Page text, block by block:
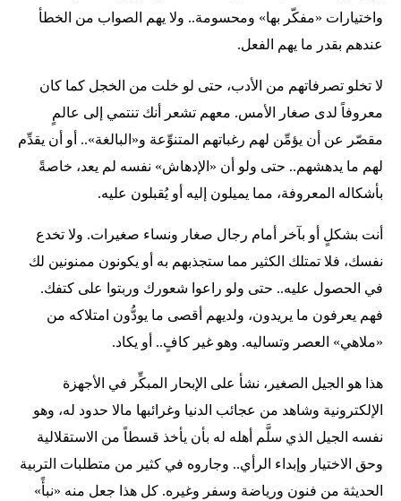
واختيارات «مفكّر بها» ومحسومة.. ولا يهم الصواب من الخطأ
عندهم بقدر ما يهم الفعل.
لا تخلو تصرفاتهم من الأدب، حتى لو خلت من الخجل كما كان
معروفاً لدى صغار الأمس. معهم تشعر أنك تنتمي إلى عالمٍ
مقصّر عن أن يؤمِّن لهم رغباتهم المتنوِّعة و«البالغة».. أو أن يقدِّم
لهم ما يدهشهم.. حتى ولو أن «الإدهاش» نفسه لم يعد، خاصةً
بأشكاله المعروفة، مما يميلون إليه أو يُقبلون عليه.
أنت بشكلٍ أو بآخر أمام رجال صغار ونساء صغيرات. ولا تخدع
نفسك، فلا تمتلك الكثير مما ستجذبهم به أو يكونون ممنونين لك
في الحصول عليه.. حتى ولو راعوا شعورك وربتوا على كتفك.
فهم يعرفون ما يريدون، ولديهم أقصى ما يودُّون امتلاكه من
«ملاهي» العصر وتساليه. وهو غير كافٍ.. أو يكاد.
هذا هو الجيل الصغير، نشأ على الإبحار المبكِّر في الأجهزة
الإلكترونية وشاهد من عجائب الدنيا وغرائبها مالا حدود له، وهو
نفسه الجيل الذي سلَّم أهله له بأن يأخذ قسطاً من الاستقلالية
وحق الاختيار وإبداء الرأي.. وجاروه في كثير من متطلبات التربية
الحديثة من فنون ورياضة وسفر وغيره. كل هذا جعل منه «نبأً»